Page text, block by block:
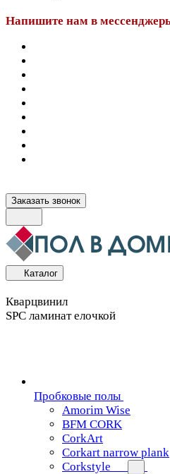
Напишите нам в
Заказать звонок
Каталог
Кварцвинил
SPC ламинат елочкой
Пробковые полы
Amorim Wise
BFM CORK
CorkArt
Corkart narrow plank
Corkstyle